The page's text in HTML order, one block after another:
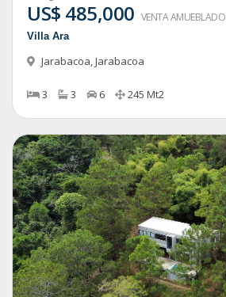
US$ 485,000 VENTA AMUEBLADO
Villa Ara
Jarabacoa Jarabacoa
3 3 6 245 Mt2